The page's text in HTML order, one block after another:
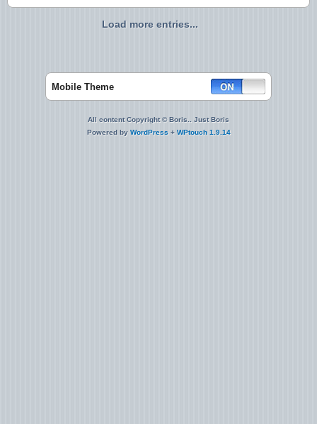
Load more entries...
Mobile Theme
All content Copyright © Boris.. Just Boris
Powered by WordPress + WPtouch 1.9.14